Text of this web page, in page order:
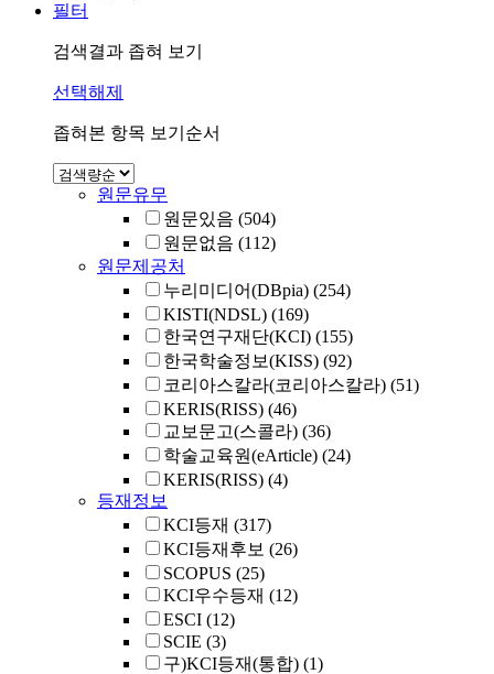
필터
검색결과 좁혀 보기
선택해제
좁혀본 항목 보기순서
원문유무
원문있음 (504)
원문없음 (112)
원문제공처
누리미디어(DBpia) (254)
KISTI(NDSL) (169)
한국연구재단(KCI) (155)
한국학술정보(KISS) (92)
코리아스칼라(코리아스칼라) (51)
KERIS(RISS) (46)
교보문고(스콜라) (36)
학술교육원(eArticle) (24)
KERIS(RISS) (4)
등재정보
KCI등재 (317)
KCI등재후보 (26)
SCOPUS (25)
KCI우수등재 (12)
ESCI (12)
SCIE (3)
구)KCI등재(통합) (1)